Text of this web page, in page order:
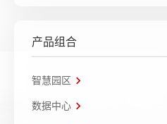
产品组合
智慧园区
数据中心